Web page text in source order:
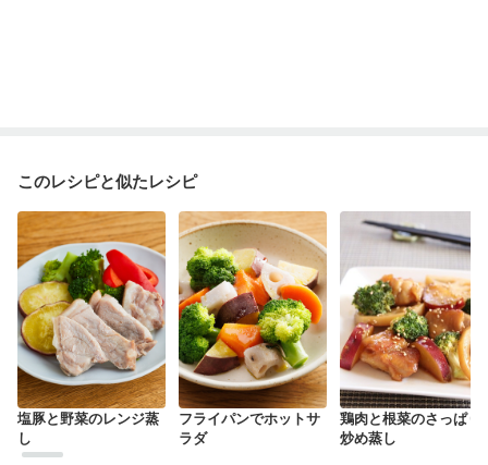
このレシピと似たレシピ
塩豚と野菜のレンジ蒸
し
フライパンでホットサ
ラダ
鶏肉と根菜のさっぱり
炒め蒸し